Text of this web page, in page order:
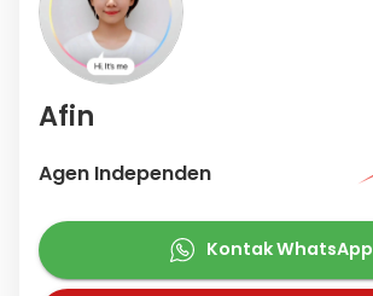
Afin
Agen Independen
Kontak WhatsApp